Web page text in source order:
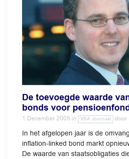
De toevoegde waarde
bonds voor
1 December 2005 in VBA Journaal door
In het afgelopen jaar is de
inflation-linked bond markt
De waarde van staatsobligaties